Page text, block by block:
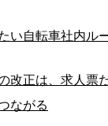
い自転車社内ル
改正は、求人票
ながる